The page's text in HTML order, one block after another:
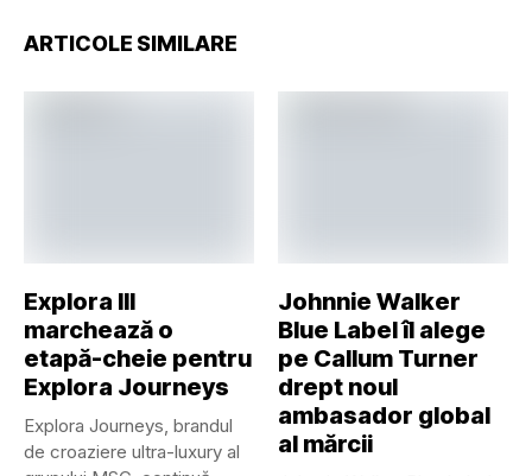
ARTICOLE SIMILARE
Explora III
marchează o
etapă-cheie pentru
Explora Journeys
Explora Journeys, brandul
de croaziere ultra-luxury al
Johnnie Walker
Blue Label îl alege
pe Callum Turner
drept noul
ambasador global
al mărcii